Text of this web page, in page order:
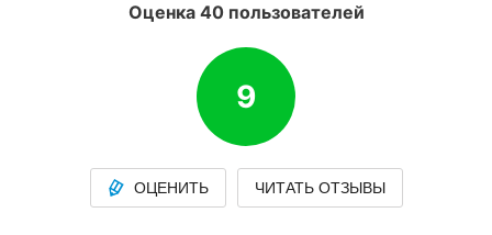
Оценка 40 пользователей
9
ОЦЕНИТЬ ЧИТАТЬ ОТЗЫВЫ